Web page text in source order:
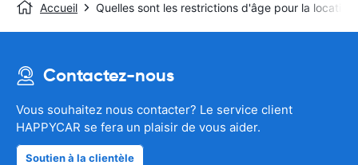
Accueil Quelles sont les restrictions d'âge pour la location
Contactez-nous
Vous souhaitez nous contacter? Le service client
HAPPYCAR se fera un plaisir de vous aider.
Soutien à la clientèle